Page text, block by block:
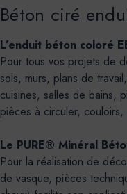
Béton ciré
L’enduit béton coloré
Pour tous vos projets de
sols, murs, plans de
cuisines, salles de bains,
pièces à circuler,
Le PURE® Minéral
Pour la réalisation de
de vasque, pièces